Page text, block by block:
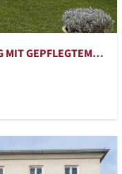
GEPFLEGTEM